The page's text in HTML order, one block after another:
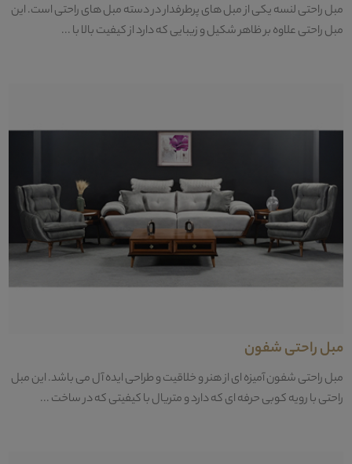
مبل راحتی لنسه یکی از مبل های پرطرفدار در دسته مبل های راحتی است. این
مبل راحتی علاوه بر ظاهر شکیل و زیبایی که دارد از کیفیت بالا با ...
مبل راحتی شفون
مبل راحتی شفون آمیزه ای از هنر و خلاقیت و طراحی ایده آل می باشد. این مبل
راحتی با رویه کوبی حرفه ای که دارد و متریال با کیفیتی که در ساخت ...